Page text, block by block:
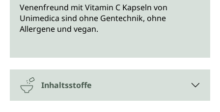
Venenfreund mit Vitamin C Kapseln von
Unimedica sind ohne Gentechnik, ohne
Allergene und vegan.
Inhaltsstoffe